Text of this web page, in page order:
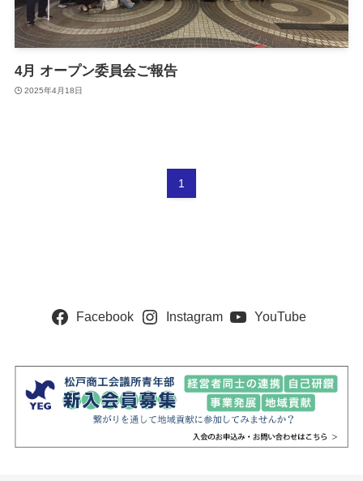
4月 オープン委員会ご報告
2025年4月18日
1
Facebook Instagram YouTube